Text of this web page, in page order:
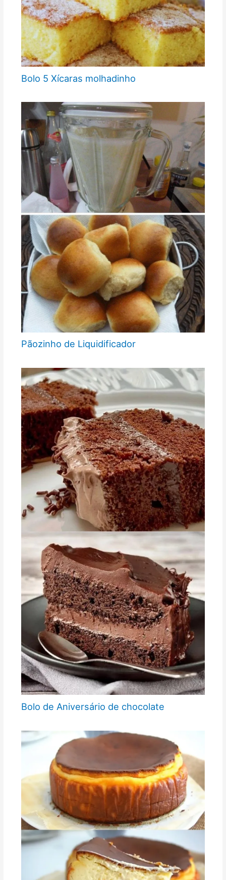
Bolo 5 Xícaras molhadinho
Pãozinho de Liquidificador
Bolo de Aniversário de chocolate